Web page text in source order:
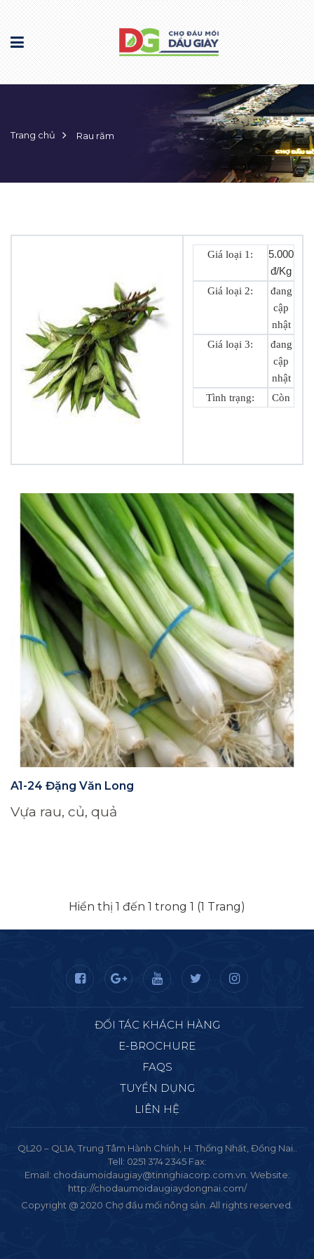
Trang chủ Rau răm
Giá loại 1:
5.000
đ/Kg
Giá loại 2:
đang
cập
nhật
Giá loại 3:
đang
cập
nhật
Tình trạng:
Còn
A1-24 Đặng Văn Long
Vựa rau, củ, quả
Hiển thị 1 đến 1 trong 1 (1 Trang)
ĐỐI TÁC KHÁCH HÀNG
E-BROCHURE
FAQS
TUYỂN DỤNG
LIÊN HỆ
QL20 – QL1A, Trung Tâm Hành Chính, H. Thống Nhất, Đồng Nai..
Tell: 0251 374 2345 Fax:
Email: chodaumoidaugiay@tinnghiacorp.com.vn. Website:
http://chodaumoidaugiaydongnai.com/
Copyright @ 2020 Chợ đầu mối nông sản. All rights reserved.